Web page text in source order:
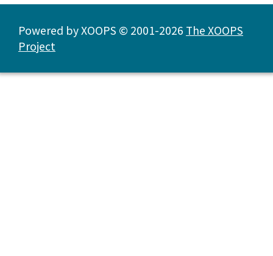
Powered by XOOPS © 2001-2026 The XOOPS
Project